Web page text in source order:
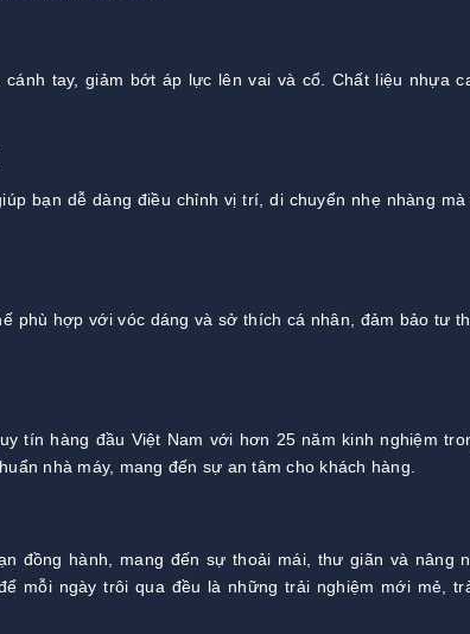
tay, giảm bớt áp lực lên vai và cổ. Chất liệu nhựa
bạn dễ dàng điều chỉnh vị trí, di chuyển nhẹ nhàng mà
phù hợp với vóc dáng và sở thích cá nhân, đảm bảo tư
tín hàng đầu Việt Nam với hơn 25 năm kinh nghiệm
nhà máy, mang đến sự an tâm cho khách hàng.
đồng hành, mang đến sự thoải mái, thư giãn và nâng
mỗi ngày trôi qua đều là những trải nghiệm mới mẻ,